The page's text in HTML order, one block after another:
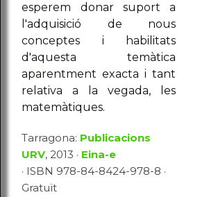
esperem donar suport a
l'adquisició de nous
conceptes i habilitats
d'aquesta temàtica
aparentment exacta i tant
relativa a la vegada, les
matemàtiques.
Tarragona: Publicacions
URV, 2013 · Eina-e
· ISBN 978-84-8424-978-8 ·
Gratuït